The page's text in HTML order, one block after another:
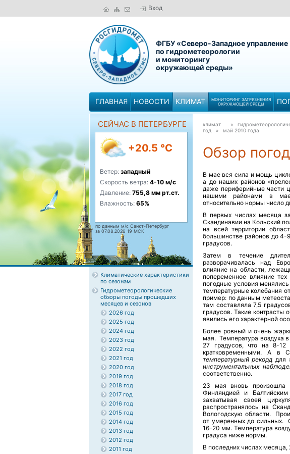
Вход
ФГБУ «Северо-Западное управление
по гидрометеорологии
и мониторингу
окружающей среды»
ГЛАВНАЯ НОВОСТИ КЛИМАТ
МОНИТОРИНГ ЗАГРЯЗНЕНИЯ
ОКРУЖАЮЩЕЙ СРЕДЫ
СЕЙЧАС В ПЕТЕРБУРГЕ
+20.5 °C
Ветер: западный
Скорость ветра: 4-10 м/с
Давление: 755,8 мм рт.ст.
Влажность: 65%
по данным м/с Санкт-Петербург
за 07.08.2026 19 МСК
Климатические характеристики
по сезонам
Гидрометеорологические
обзоры погоды прошедших
месяцев и сезонов
2026 год
2025 год
2024 год
2023 год
2022 год
2021 год
2020 год
2019 год
2018 год
2017 год
2016 год
2015 год
2014 год
2013 год
2012 год
2011 год
климат
»
год » май 2010 года
Обзор
В мае вся сила и мощь
а до наших районов
даже периферийные части
нашими районами в
относительно нормы число
В первых числах месяца
Скандинавии на Кольский
на всей территории
большинстве районов до
градусов.
Затем в течение
разворачивалась над
влияние на области,
попеременное влияние
погодные условия
температурные колебания
пример: по данным
там составляла 7,5
градусов. Такие
явились его характерной
Более ровный и очень
мая. Температура воздуха
27 градусов, что на 8-
кратковременными. А в
температурный рекорд для
инструментальных
соответственно.
23 мая вновь произошла
Финляндией и
захватывая своей
распространялось на
Вологодскую области.
от умеренных до сильных.
16-20 мм. Температура
градуса ниже нормы.
В последних числах